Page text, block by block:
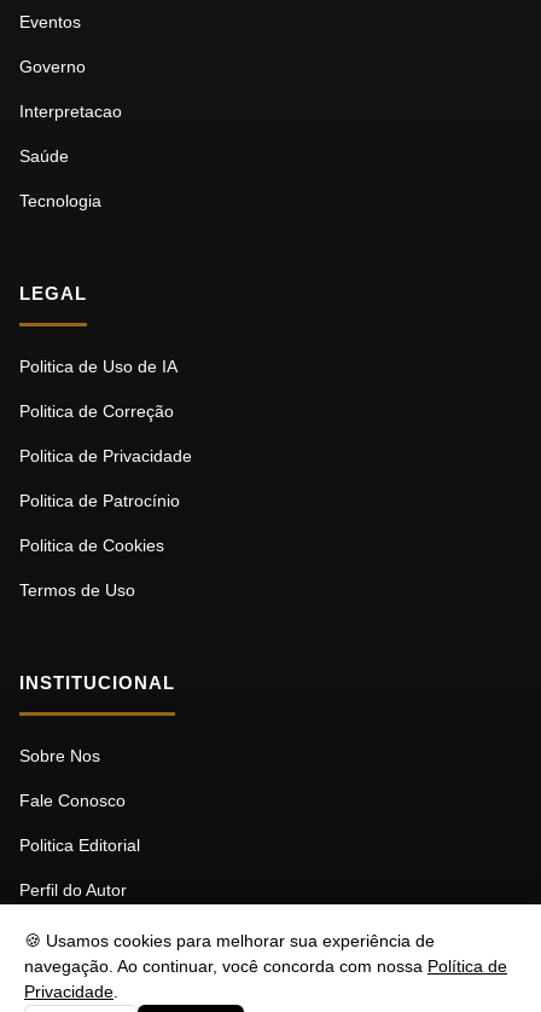
🍪 Usamos cookies para melhorar sua experiência de
navegação. Ao continuar, você concorda com nossa Política de
Privacidade
Eventos
Governo
Interpretacao
Saúde
Tecnologia
LEGAL
Politica de Uso de IA
Politica de Correção
Politica de Privacidade
Politica de Patrocínio
Politica de Cookies
Termos de Uso
INSTITUCIONAL
Sobre Nos
Fale Conosco
Politica Editorial
Perfil do Autor
© 2026 MDBF. Todos os direitos reservados.